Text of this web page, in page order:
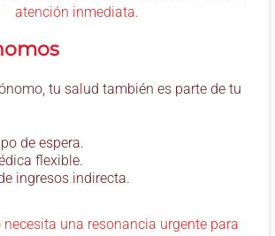
atención inmediata.
tu salud también es parte de tu
de espera.
flexible.
ingresos indirecta.
una resonancia urgente para